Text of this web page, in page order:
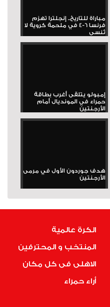
مباراة للتاريخ.. إنجلترا تهزم
فرنسا 6-4 في ملحمة كروية لا
تُنسى
إمبولو يتلقى أغرب بطاقة
حمراء في المونديال أمام
الأرجنتين
هدف جوردون الأول في مرمى
الأرجنتين
الكرة عالمية
المنتخب و المحترفين
الاهلى فى كل مكان
أراء حمراء